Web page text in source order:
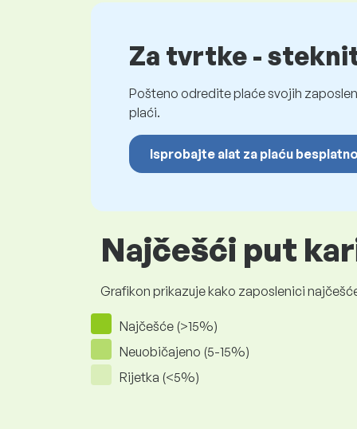
Za tvrtke -
Pošteno odredite plaće svojih
plaći.
Isprobajte alat za plaću besplatno
Najčešći put
Grafikon prikazuje kako zaposlenici
Najčešće (>15%)
Neuobičajeno (5-15%)
Rijetka (<5%)